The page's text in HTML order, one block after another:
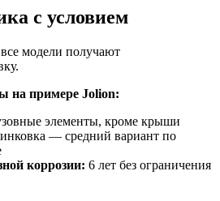
с условием
модели получают
на примере Jolion:
элементы, кроме крыши
— средний вариант по
коррозии: 6 лет без ограничения